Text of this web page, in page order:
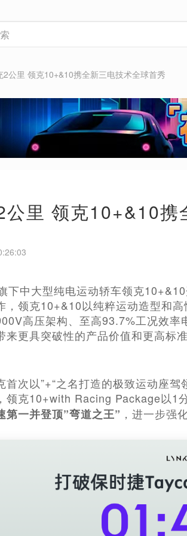
2公里 领克10+&10携全新三电技术全球首秀
公里 领克10+&10携
下中大型纯电运动轿车领克
，领克10+&10以纯粹运动造型和
高压架构、至高93.7%工况效
来更具突破性的产品价值和更高标
首次以”+“之名打造的极致运动座
领克10+with Racing Package以1
第一并登顶”弯道之王” ，进一步强